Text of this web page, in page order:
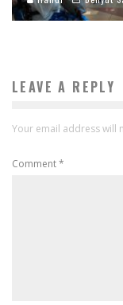
LEAVE A REPLY
Your email address will
Comment*